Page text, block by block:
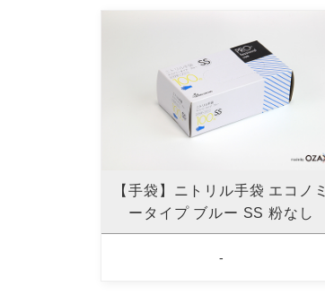
【手袋】ニトリル手袋 エコノミ
ータイプ ブルー SS 粉なし
-